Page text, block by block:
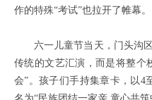
作的特殊“考试”也拉开了帷幕。
六一儿童节当天，门头沟
传统的文艺汇演，而是将整个
会”。孩子们手持集章卡，以4